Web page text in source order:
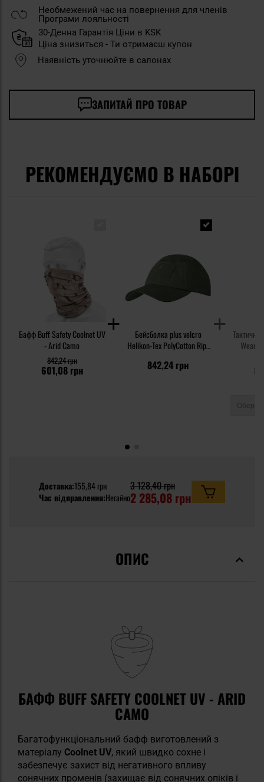
Необмежений час на повернення для членів
Програми лояльності
30-Денна Гарантія Ціни в KSK
Ціна знизиться - Ти отримаєш купон
Наявність уточнюйте в салонах
ЗАПИТАЙ ПРО ТОВАР
РЕКОМЕНДУЄМО В НАБОРІ
Бафф Buff Safety Coolnet UV
- Arid Camo
601,08 грн
842,24 грн
Бейсболка plus velcro
Helikon-Tex PolyCotton Rip-
842,24 грн
Тактичні
Wear
Доставка:155,84 грн
Час відправлення:Негайно
3 128,40 грн
2 285,08 грн
ОПИС
БАФФ BUFF SAFETY COOLNET UV - ARID
CAMO
Багатофункціональний бафф виготовлений з
матеріалу Coolnet UV, який швидко сохне і
забезпечує захист від негативного впливу
сонячних променів (захищає від сонячних опіків і